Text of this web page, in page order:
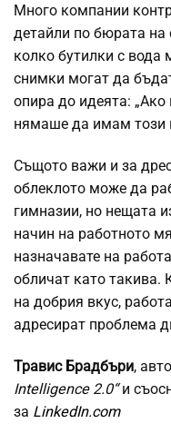
Много компании
детайли по бюрата на
колко бутилки с вода
снимки могат да
опира до идеята:
нямаше да имам този
Същото важи и за
облеклото може да
гимназии, но нещата
начин на работното
назначавате на
обличат като такива.
на добрия вкус,
адресират проблема
Травис Брадбъри,
Intelligence 2.0“и
за LinkedIn.com